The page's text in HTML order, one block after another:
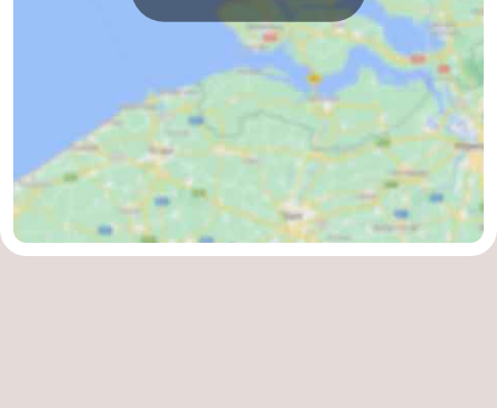
Équitation
Terrains
de
-
Surfen
-